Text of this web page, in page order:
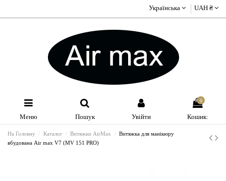
Українська UAH ₴
Меню Пошук Увійти
0
Кошик:
На Головну Каталог Витяжки AirMax
Витяжка для манікюру
вбудована Air max V7 (MV 151 PRO)